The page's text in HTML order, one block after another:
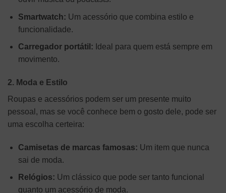
Smartwatch: Um acessório que combina estilo e
funcionalidade.
Carregador portátil: Ideal para quem está sempre em
movimento.
2. Moda e Estilo
Roupas e acessórios podem ser um presente muito
pessoal, mas se você conhece bem o gosto dele, pode ser
uma escolha certeira:
Camisetas de marcas famosas: Um item que nunca
sai de moda.
Relógios: Um clássico que pode ser tanto funcional
quanto um acessório de moda.